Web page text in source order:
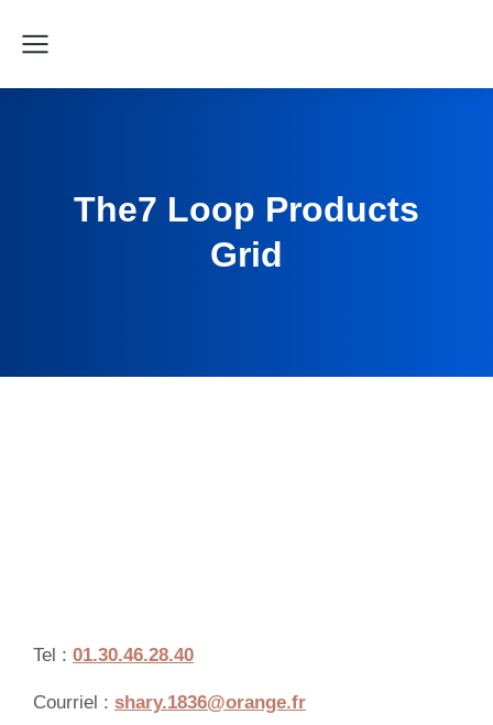
The7 Loop Products
Grid
Tel : 01.30.46.28.40
Courriel : shary.1836@orange.fr